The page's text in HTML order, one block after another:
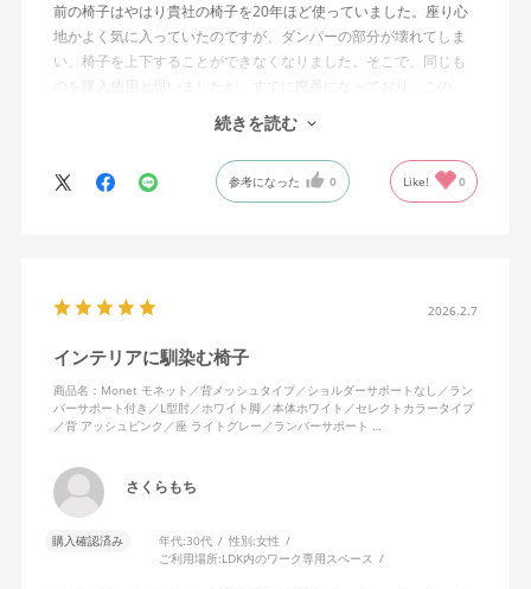
前の椅子はやはり貴社の椅子を20年ほど使っていました。座り心
地かよく気に入っていたのですが、ダンパーの部分が壊れてしま
い、椅子を上下することができなくなりました。そこで、同じも
のを購入使用と思いましたが、すでに廃番になっており、この
MonEtを購入しました。やや固めの椅子ですが、使っているうち
になじんでくるのではと思っています。フローリング床で使って
いますが、ややキャスターがよく動きすぎるのが難点でしょう
か。
続きを読む
参考になった 0 Like! 0
2026.2.7
インテリアに馴染む椅子
商品名：Monet モネット／背メッシュタイプ／ショルダーサポートなし／ラン
バーサポート付き／L型肘／ホワイト脚／本体ホワイト／セレクトカラータイプ
／背 アッシュピンク／座 ライトグレー／ランバーサポート …
さくらもち
購入確認済み 年代:30代 性別:女性
ご利用場所:LDK内のワーク専用スペース